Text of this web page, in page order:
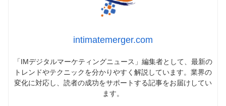
intimatemerger.com
「IMデジタルマーケティングニュース」編集者として、最新の
トレンドやテクニックを分かりやすく解説しています。業界の
変化に対応し、読者の成功をサポートする記事をお届けしてい
ます。